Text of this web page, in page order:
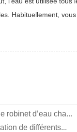
Habituellement,
robinet d’eau cha...
de différents...